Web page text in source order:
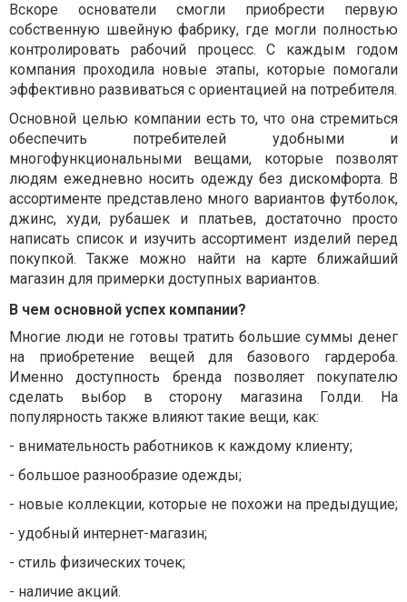
Вскоре основатели смогли приобрести первую
собственную швейную фабрику, где могли полностью
контролировать рабочий процесс. С каждым годом
компания проходила новые этапы, которые помогали
эффективно развиваться с ориентацией на потребителя.
Основной целью компании есть то, что она стремиться
обеспечить потребителей удобными и
многофункциональными вещами, которые позволят
людям ежедневно носить одежду без дискомфорта. В
ассортименте представлено много вариантов футболок,
джинс, худи, рубашек и платьев, достаточно просто
написать список и изучить ассортимент изделий перед
покупкой. Также можно найти на карте ближайший
магазин для примерки доступных вариантов.
В чем основной успех компании?
Многие люди не готовы тратить большие суммы денег
на приобретение вещей для базового гардероба.
Именно доступность бренда позволяет покупателю
сделать выбор в сторону магазина Голди. На
популярность также влияют такие вещи, как:
- внимательность работников к каждому клиенту;
- большое разнообразие одежды;
- новые коллекции, которые не похожи на предыдущие;
- удобный интернет-магазин;
- стиль физических точек;
- наличие акций.